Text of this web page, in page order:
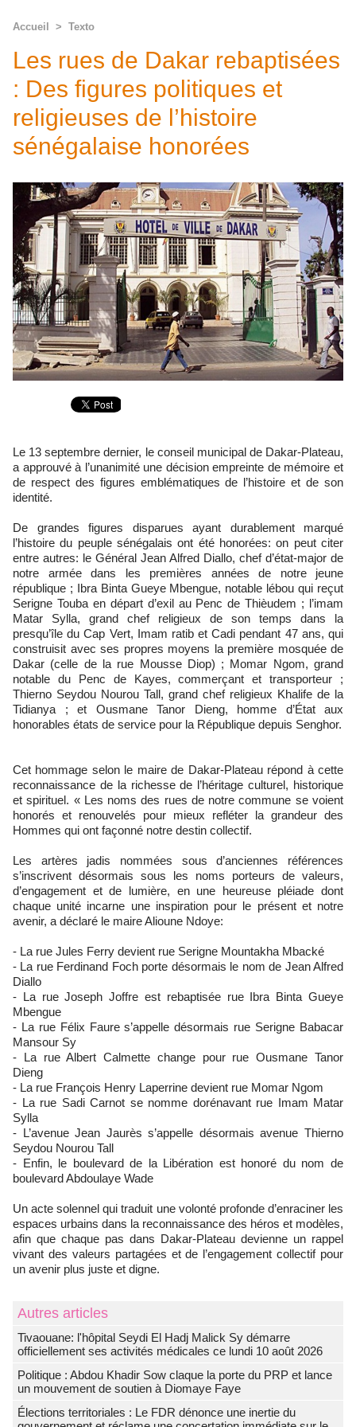
Accueil > Texto
Les rues de Dakar rebaptisées
: Des figures politiques et
religieuses de l’histoire
sénégalaise honorées
Le 13 septembre dernier, le conseil municipal de Dakar-Plateau,
a approuvé à l’unanimité une décision empreinte de mémoire et
de respect des figures emblématiques de l’histoire et de son
identité.
De grandes figures disparues ayant durablement marqué
l’histoire du peuple sénégalais ont été honorées: on peut citer
entre autres: le Général Jean Alfred Diallo, chef d’état-major de
notre armée dans les premières années de notre jeune
république ; Ibra Binta Gueye Mbengue, notable lébou qui reçut
Serigne Touba en départ d’exil au Penc de Thièudem ; l’imam
Matar Sylla, grand chef religieux de son temps dans la
presqu’île du Cap Vert, Imam ratib et Cadi pendant 47 ans, qui
construisit avec ses propres moyens la première mosquée de
Dakar (celle de la rue Mousse Diop) ; Momar Ngom, grand
notable du Penc de Kayes, commerçant et transporteur ;
Thierno Seydou Nourou Tall, grand chef religieux Khalife de la
Tidianya ; et Ousmane Tanor Dieng, homme d’État aux
honorables états de service pour la République depuis Senghor.
Cet hommage selon le maire de Dakar-Plateau répond à cette
reconnaissance de la richesse de l’héritage culturel, historique
et spirituel. « Les noms des rues de notre commune se voient
honorés et renouvelés pour mieux refléter la grandeur des
Hommes qui ont façonné notre destin collectif.
Les artères jadis nommées sous d’anciennes références
s’inscrivent désormais sous les noms porteurs de valeurs,
d’engagement et de lumière, en une heureuse pléiade dont
chaque unité incarne une inspiration pour le présent et notre
avenir, a déclaré le maire Alioune Ndoye:
- La rue Jules Ferry devient rue Serigne Mountakha Mbacké
- La rue Ferdinand Foch porte désormais le nom de Jean Alfred
Diallo
- La rue Joseph Joffre est rebaptisée rue Ibra Binta Gueye
Mbengue
- La rue Félix Faure s’appelle désormais rue Serigne Babacar
Mansour Sy
- La rue Albert Calmette change pour rue Ousmane Tanor
Dieng
- La rue François Henry Laperrine devient rue Momar Ngom
- La rue Sadi Carnot se nomme dorénavant rue Imam Matar
Sylla
- L’avenue Jean Jaurès s’appelle désormais avenue Thierno
Seydou Nourou Tall
- Enfin, le boulevard de la Libération est honoré du nom de
boulevard Abdoulaye Wade
Un acte solennel qui traduit une volonté profonde d’enraciner les
espaces urbains dans la reconnaissance des héros et modèles,
afin que chaque pas dans Dakar-Plateau devienne un rappel
vivant des valeurs partagées et de l’engagement collectif pour
un avenir plus juste et digne.
Autres articles
Tivaouane: l'hôpital Seydi El Hadj Malick Sy démarre
officiellement ses activités médicales ce lundi 10 août 2026
Politique : Abdou Khadir Sow claque la porte du PRP et lance
un mouvement de soutien à Diomaye Faye
Élections territoriales : Le FDR dénonce une inertie du